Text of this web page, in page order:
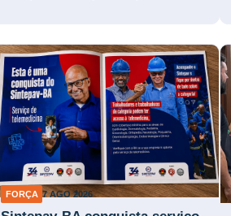
FORÇA 7 AGO 2026